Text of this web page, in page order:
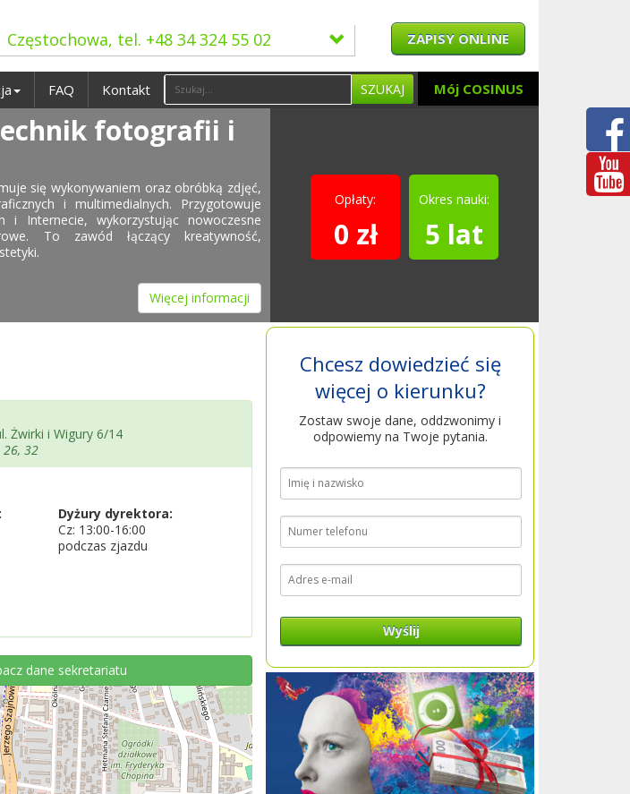
Częstochowa, tel. +48 34 324 55 02 ZAPISY ONLINE
Mój COSINUS
FAQ Kontakt SZUKAJ
fotografii i
się wykonywaniem oraz obróbką zdjęć,
i multimedialnych. Przygotowuje
i Internecie, wykorzystując nowoczesne
To zawód łączący kreatywność,
Więcej informacji
Opłaty:
0 zł
Okres nauki:
5 lat
Żwirki i Wigury 6/14
26, 32
Dyżury dyrektora:
Cz: 13:00-16:00
podczas zjazdu
dane sekretariatu
Chcesz dowiedzieć się
więcej o kierunku?
Zostaw swoje dane, oddzwonimy i
odpowiemy na Twoje pytania.
Wyślij